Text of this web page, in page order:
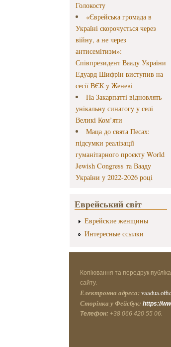
Голокосту
«Єврейська громада в
Україні скорочується через
війну, а не через
антисемітизм»:
Співпрезидент Вааду України
Едуард Шифрін виступив на
сесії ВЄК у Женеві
На Закарпатті відновлять
унікальну синагогу у селі
Великі Ком’яти
Маца до свята Песах:
підсумки реалізації
гуманітарного проєкту World
Jewish Congress та Вааду
України у 2022-2026 році
Еврейський світ
Еврейские женщины
Интересные ссылки
Копіювання та передрук
сайту.
Електронна адреса:
Сторінка у Фейсбук: https://
Телефон: +38 066 420 55 06.